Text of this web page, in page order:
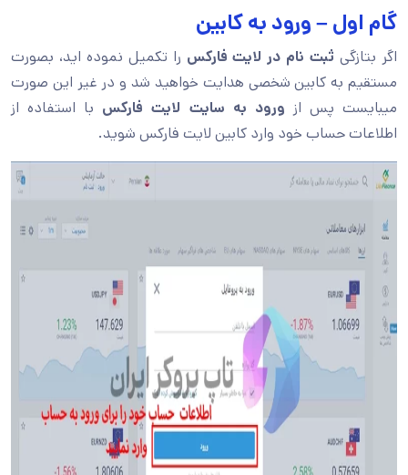
گام اول – ورود به کابین
اگر بتازگی ثبت نام در لایت فارکس را تکمیل نموده اید، بصورت
مستقیم به کابین شخصی هدایت خواهید شد و در غیر این صورت
میبایست پس از ورود به سایت لایت فارکس با استفاده از
اطلاعات حساب خود وارد کابین لایت فارکس شوید.